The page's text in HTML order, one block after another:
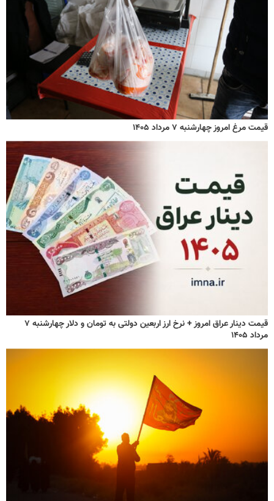
قیمت مرغ امروز چهارشنبه ۷ مرداد ۱۴۰۵
قیمت دینار عراق امروز + نرخ ارز اربعین دولتی به تومان و دلار چهارشنبه ۷
مرداد ۱۴۰۵